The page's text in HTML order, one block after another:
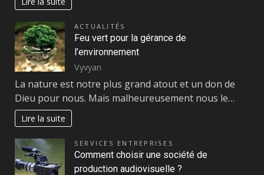
ACTUALITÉS
Feu vert pour la gérance de
l’environnement
Vyvyan
La nature est notre plus grand atout et un don de
Dieu pour nous. Mais malheureusement nous le…
Lire la suite
SERVICES ENTREPRISES
Comment choisir une société de
production audiovisuelle ?